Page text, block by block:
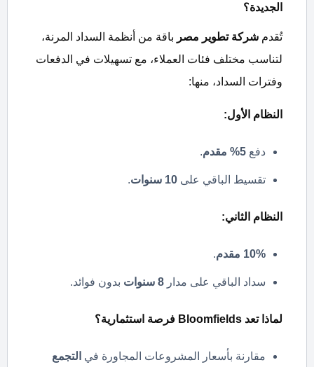
الجديدة؟
تُقدم شركة تطوير مصر باقة من أنظمة السداد المرنة،
لتناسب مختلف فئات العملاء، مع تسهيلات في الدفعات
وفترات السداد، منها:
النظام الأول:
دفع 5% مقدم.
تقسيط الباقي على 10 سنوات.
النظام الثاني:
10% مقدم.
سداد الباقي على مدار 8 سنوات بدون فوائد.
لماذا تعد Bloomfields فرصة استثمارية؟
مقارنة بأسعار المشروعات المجاورة في التجمع